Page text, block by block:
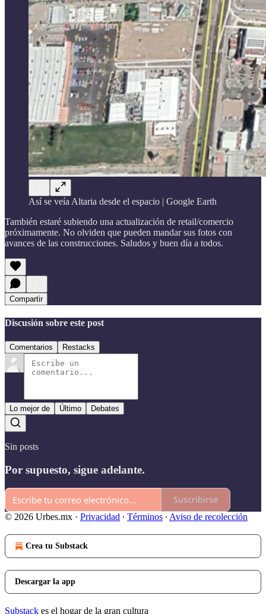
Así se veía Altaria desde el espacio | Google Earth
También estaré subiendo una actualización de retail/comercio
próximamente. No olviden que pueden mandar sus fotos con
avances de las construcciones. Saludos y buen día a todos.
Compartir
Discusión sobre este post
Comentarios Restacks
Lo mejor de Último Debates
Sin posts
Por supuesto, sigue adelante.
Suscribirse
© 2026 Urbes.mx · Privacidad ∙ Términos ∙ Aviso de recolección
Crea tu Substack
Descargar la app
Substack es el hogar de la gran cultura